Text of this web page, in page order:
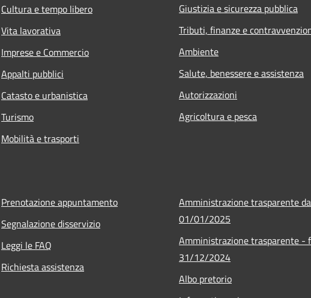
Cultura e tempo libero
Vita lavorativa
Imprese e Commercio
Appalti pubblici
Catasto e urbanistica
Turismo
Mobilità e trasporti
Giustizia e sicurezza pubblica
Tributi, finanze e
Ambiente
Salute, benessere e assistenza
Autorizzazioni
Agricoltura e pesca
Prenotazione appuntamento
Segnalazione disservizio
Leggi le FAQ
Richiesta assistenza
Amministrazione trasparente
01/01/2025
Amministrazione trasparente -
31/12/2024
Albo pretorio